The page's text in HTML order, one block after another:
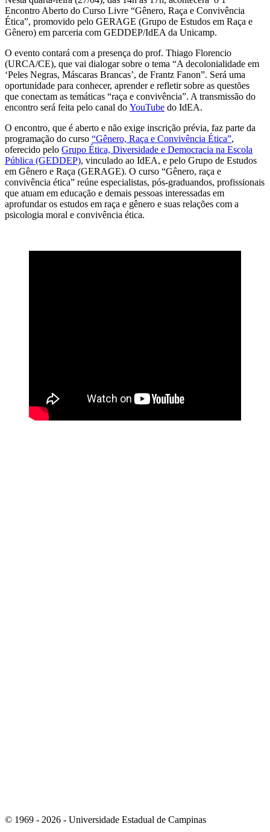
Encontro Aberto do Curso Livre “Gênero, Raça e Convivência
Ética”, promovido pelo GERAGE (Grupo de Estudos em Raça e
Gênero) em parceria com GEDDEP/IdEA da Unicamp.
O evento contará com a presença do prof. Thiago Florencio
(URCA/CE), que vai dialogar sobre o tema “A decolonialidade em
‘Peles Negras, Máscaras Brancas’, de Frantz Fanon”. Será uma
oportunidade para conhecer, aprender e refletir sobre as questões
que conectam as temáticas “raça e convivência”. A transmissão do
encontro será feita pelo canal do YouTube do IdEA.
O encontro, que é aberto e não exige inscrição prévia, faz parte da
programação do curso “Gênero, Raça e Convivência Ética”,
oferecido pelo Grupo Ética, Diversidade e Democracia na Escola
Pública (GEDDEP), vinculado ao IdEA, e pelo Grupo de Estudos
em Gênero e Raça (GERAGE). O curso “Gênero, raça e
convivência ética” reúne especialistas, pós-graduandos, profissionais
que atuam em educação e demais pessoas interessadas em
aprofundar os estudos em raça e gênero e suas relações com a
psicologia moral e convivência ética.
© 1969 - 2026 - Universidade Estadual de Campinas